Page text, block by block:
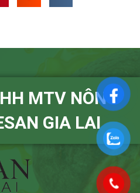
MTV NÔNG
GIA LAI